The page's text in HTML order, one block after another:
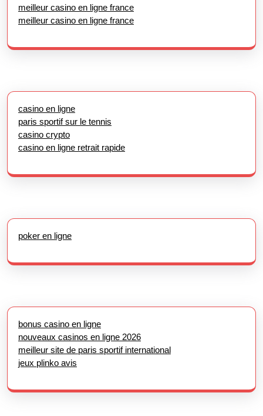
meilleur casino en ligne france
meilleur casino en ligne france
casino en ligne
paris sportif sur le tennis
casino crypto
casino en ligne retrait rapide
poker en ligne
bonus casino en ligne
nouveaux casinos en ligne 2026
meilleur site de paris sportif international
jeux plinko avis